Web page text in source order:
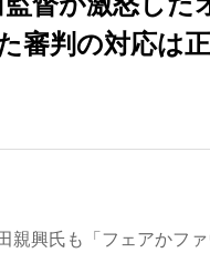
審判の対応は
興氏も「フェアかフ